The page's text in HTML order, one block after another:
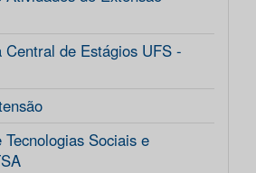
Central de Estágios UFS -
Sociais e